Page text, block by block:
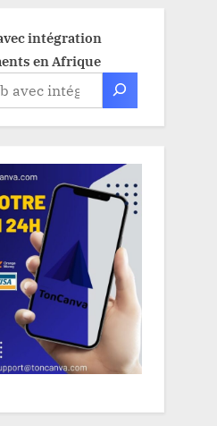
intégration
en Afrique